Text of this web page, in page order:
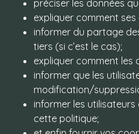
préciser les données
expliquer comment
informer du partage
tiers (si c’est le cas);
expliquer comment les
informer que les
modification/
informer les
cette politique;